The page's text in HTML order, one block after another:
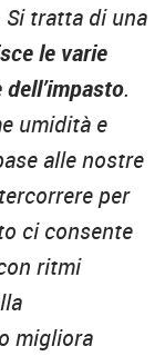
Si tratta di una
le varie
.
umidità e
alle nostre
per
ci consente
ritmi
migliora